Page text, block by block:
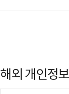
해외 개인정